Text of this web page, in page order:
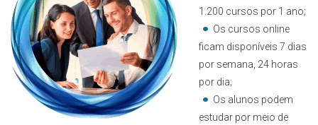
1.200 cursos por 1 ano;
Os cursos online
ficam disponíveis 7 dias
por semana, 24 horas
por dia;
Os alunos podem
estudar por meio de